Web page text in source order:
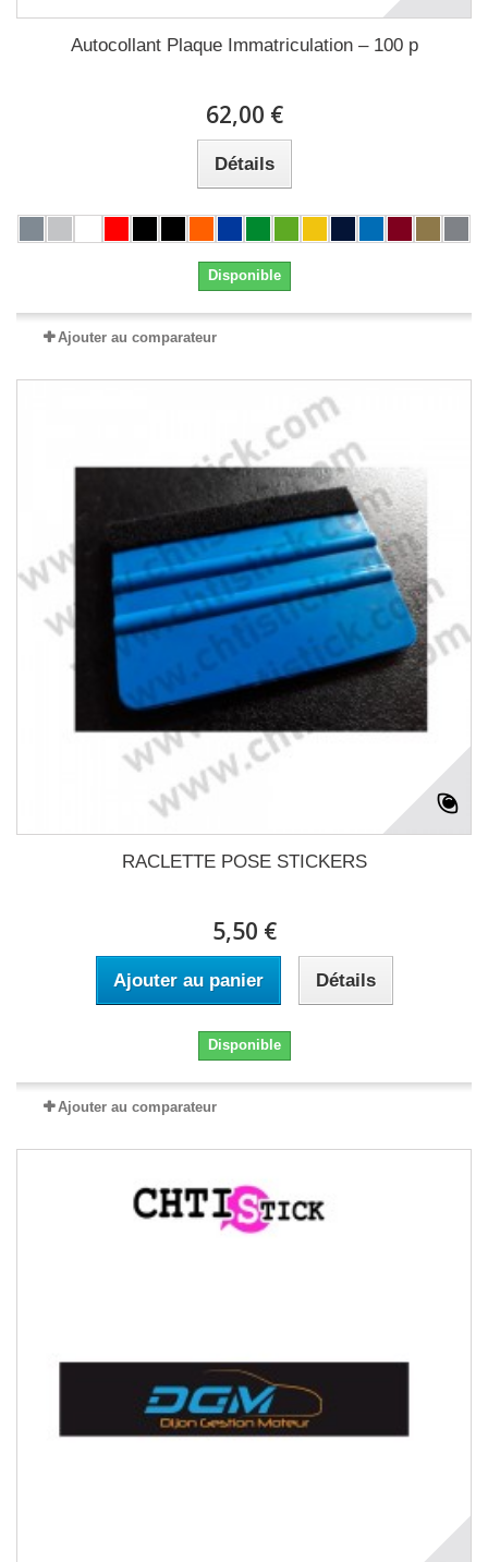
Autocollant Plaque Immatriculation – 100 p
62,00 €
Détails
Disponible
Ajouter au comparateur
RACLETTE POSE STICKERS
5,50 €
Ajouter au panier Détails
Disponible
Ajouter au comparateur